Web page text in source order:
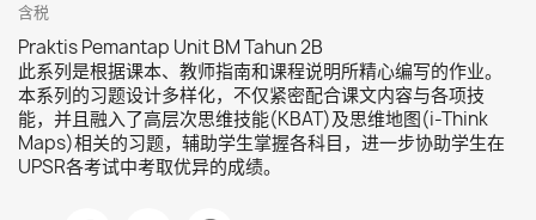
含税
Praktis Pemantap Unit BM Tahun 2B
此系列是根据课本、教师指南和课程说明所精心编写的作业。
本系列的习题设计多样化，不仅紧密配合课文内容与各项技
能，并且融入了高层次思维技能(KBAT)及思维地图(i-Think
Maps)相关的习题，辅助学生掌握各科目，进一步协助学生在
UPSR各考试中考取优异的成绩。